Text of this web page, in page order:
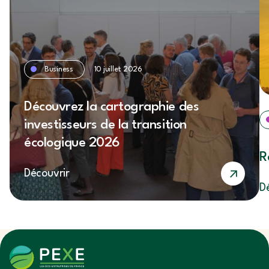
Business 10 juillet 2026
Découvrez la cartographie des
investisseurs de la transition
écologique 2026
Découvrir